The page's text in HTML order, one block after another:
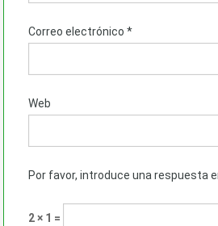
Correo electrónico *
Web
Por favor, introduce una respuesta
2 × 1 =